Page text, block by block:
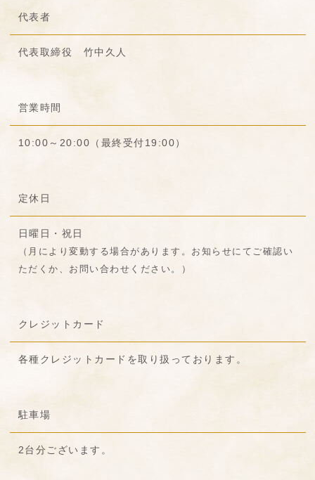
代表者
代表取締役 竹中久人
営業時間
10:00～20:00（最終受付19:00）
定休日
日曜日・祝日
（月により変動する場合があります。お知らせにてご確認い
ただくか、お問い合わせください。）
クレジットカード
各種クレジットカードを取り扱っております。
駐車場
2台分ございます。